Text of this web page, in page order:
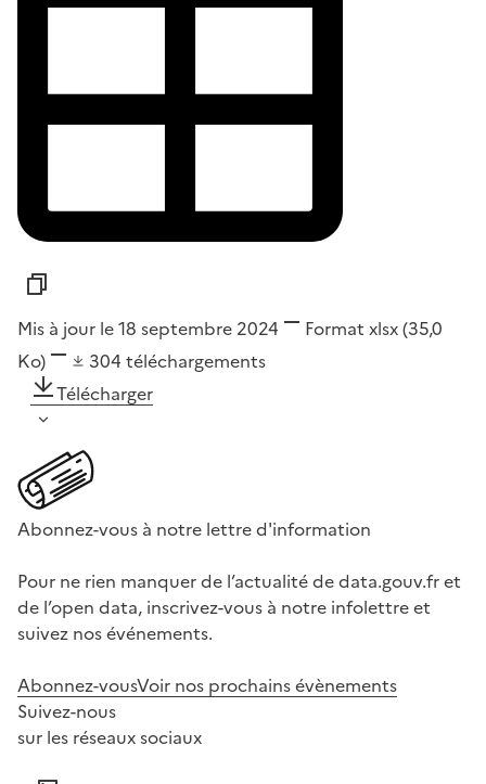
Mis à jour le 18 septembre 2024 Format xlsx(35,0
Ko)
304 téléchargements
Télécharger
Abonnez-vous à notre lettre d'information
Pour ne rien manquer de l’actualité de data.gouv.fr et
de l’open data, inscrivez-vous à notre infolettre et
suivez nos événements.
Abonnez-vousVoir nos prochains évènements
Suivez-nous
sur les réseaux sociaux